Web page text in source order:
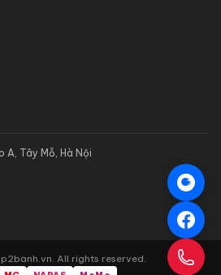
A, Tây Mỗ, Hà Nội
All rights reserved.